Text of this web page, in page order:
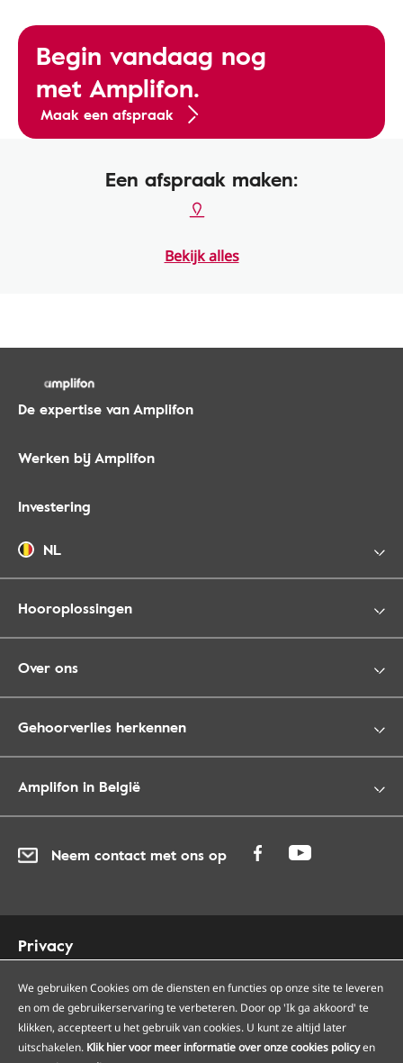
Begin vandaag nog
met Amplifon.
Maak een afspraak
Een afspraak maken:
Bekijk alles
De expertise van Amplifon
Werken bij Amplifon
Investering
NL
Hooroplossingen
Over ons
Gehoorverlies herkennen
Amplifon in België
Neem contact met ons op
Privacy
Toegankelijkheid
Sitemap
Onze Amplifon hoorcentra
We gebruiken Cookies om de diensten en functies op onze site te leveren
en om de gebruikerservaring te verbeteren. Door op 'Ik ga akkoord' te
klikken, accepteert u het gebruik van cookies. U kunt ze altijd later
uitschakelen. Klik hier voor meer informatie over onze cookies policyen